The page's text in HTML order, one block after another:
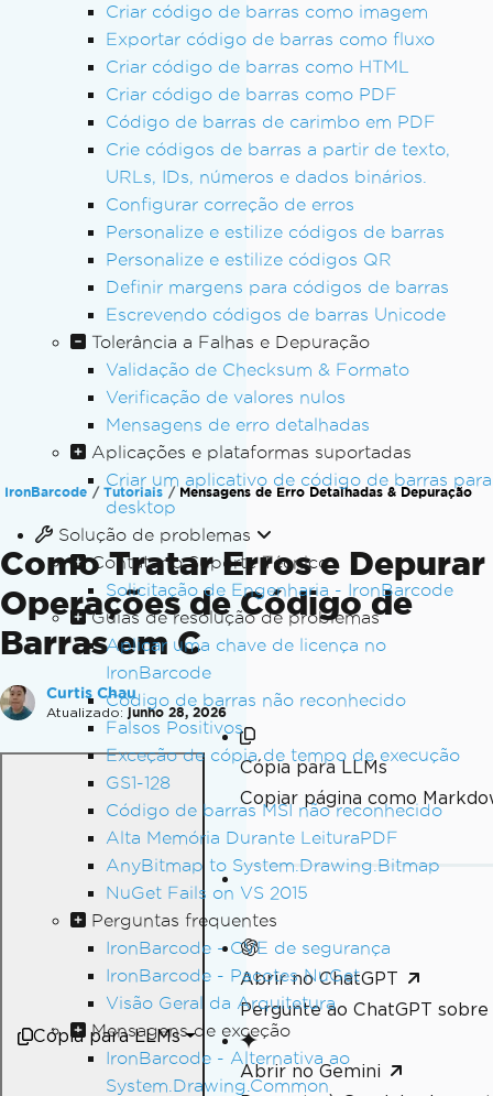
Criar código de barras como imagem
Exportar código de barras como fluxo
Criar código de barras como HTML
Criar código de barras como PDF
Código de barras de carimbo em PDF
Crie códigos de barras a partir de texto,
URLs, IDs, números e dados binários.
Configurar correção de erros
Personalize e estilize códigos de barras
Personalize e estilize códigos QR
Definir margens para códigos de barras
Escrevendo códigos de barras Unicode
Tolerância a Falhas e Depuração
Validação de Checksum & Formato
Verificação de valores nulos
Mensagens de erro detalhadas
Aplicações e plataformas suportadas
Criar um aplicativo de código de barras para
desktop
Solução de problemas
Contatar o Suporte Técnico
Solicitação de Engenharia - IronBarcode
Guias de resolução de problemas
Aplicar uma chave de licença no
IronBarcode
Código de barras não reconhecido
Falsos Positivos
Exceção de cópia de tempo de execução
GS1-128
Código de barras MSI não reconhecido
Alta Memória Durante LeituraPDF
AnyBitmap to System.Drawing.Bitmap
NuGet Fails on VS 2015
Perguntas frequentes
IronBarcode - CVE de segurança
IronBarcode - Pacotes NuGet
Visão Geral da Arquitetura
Mensagens de exceção
IronBarcode - Alternativa ao
System.Drawing.Common
IronBarcode Tutoriais Mensagens de Erro Detalhadas & Depuração
Como Tratar Erros e Depurar
Operações de Código de
Barras em C
Curtis Chau
Atualizado: junho 28, 2026
Cópia para LLMs
Cópia para LLMs
Copiar página como
Abrir no ChatGPT
Pergunte ao ChatGPT sobre
Abrir no Gemini